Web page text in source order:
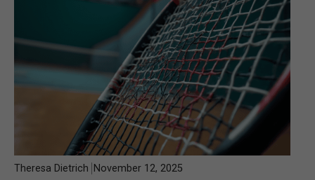
Theresa Dietrich November 12, 2025